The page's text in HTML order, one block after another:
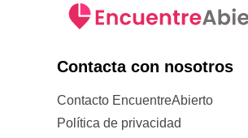
Contacta con nosotros
Contacto EncuentreAbierto
Política de privacidad